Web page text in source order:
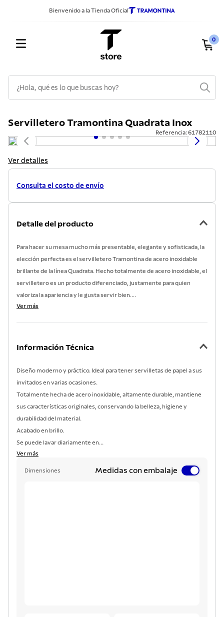
Bienvenido a la Tienda Oficial
0
Servilletero Tramontina Quadrata Inox
Referencia:61782110
Ver detalles
Consulta el costo de envío
Detalle del producto
Para hacer su mesa mucho más presentable, elegante y sofisticada, la
elección perfecta es el servilletero Tramontina de acero inoxidable
brillante de la línea Quadrata. Hecho totalmente de acero inoxidable, el
servilletero es un producto diferenciado, justamente para quien
valoriza la apariencia y le gusta servir bien....
Ver más
Información Técnica
Diseño moderno y práctico. Ideal para tener servilletas de papel a sus
invitados en varias ocasiones.
Totalmente hecha de acero inoxidable, altamente durable, mantiene
sus características originales, conservando la belleza, higiene y
durabilidad del material.
Acabado en brillo.
Se puede lavar diariamente en...
Ver más
Dimensiones Medidas con embalaje
1.
sarten
ollas
3.
cuchillos
acero inoxidable
8.
tetera
10. cuchillo